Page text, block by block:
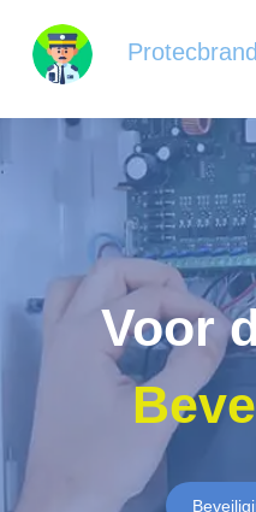
Voor